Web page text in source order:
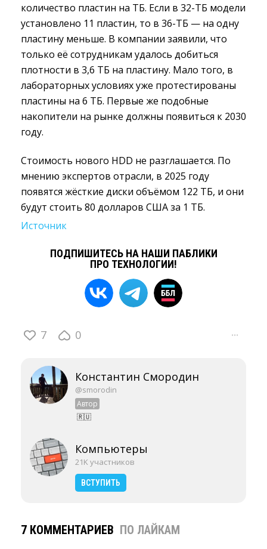
количество пластин на ТБ. Если в 32-ТБ модели
установлено 11 пластин, то в 36-ТБ — на одну
пластину меньше. В компании заявили, что
только её сотрудникам удалось добиться
плотности в 3,6 ТБ на пластину. Мало того, в
лабораторных условиях уже протестированы
пластины на 6 ТБ. Первые же подобные
накопители на рынке должны появиться к 2030
году.
Стоимость нового HDD не разглашается. По
мнению экспертов отрасли, в 2025 году
появятся жёсткие диски объёмом 122 ТБ, и они
будут стоить 80 долларов США за 1 ТБ.
Источник
ПОДПИШИТЕСЬ НА НАШИ ПАБЛИКИ
ПРО ТЕХНОЛОГИИ!
7 0 ···
Константин Смородин
@smorodin
Автор
🇷🇺
Компьютеры
21K участников
ВСТУПИТЬ
7 КОММЕНТАРИЕВ ПО ЛАЙКАМ